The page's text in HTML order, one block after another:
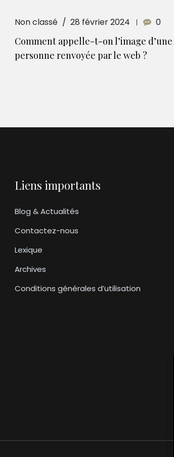
Non classé 28 février 2024 0
Comment appelle-t-on l’image d’une
personne renvoyée par le web ?
Liens importants
Blog & Actualités
Contactez-nous
Lexique
Archives
Conditions générales d’utilisation